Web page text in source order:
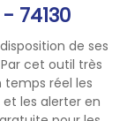
74130
de ses
cet outil très
réel les
les alerter en
et
à
et